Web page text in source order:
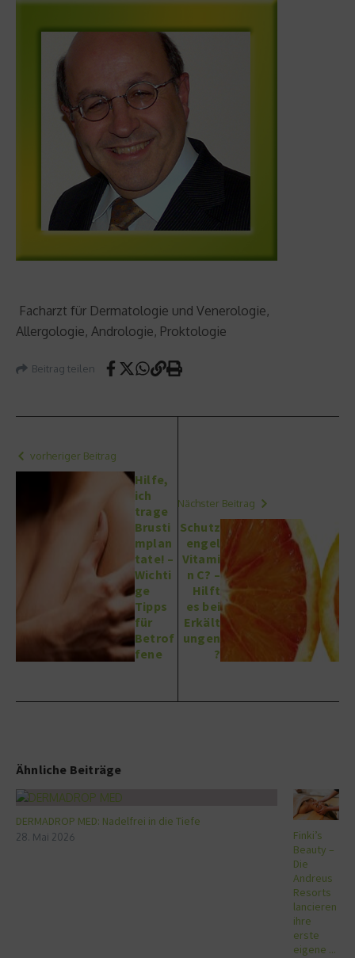
Facharzt für Dermatologie und Venerologie,
Allergologie, Andrologie, Proktologie
Beitrag teilen
vorheriger Beitrag
Hilfe,
ich
trage
Brusti
mplan
tate! –
Wichti
ge
Tipps
für
Betrof
fene
Nächster Beitrag
Schutz
engel
Vitami
n C? –
Hilft
es bei
Erkält
ungen
?
Ähnliche Beiträge
DERMADROP MED: Nadelfrei in die Tiefe
28. Mai 2026
Finki’s
Beauty –
Die
Andreus
Resorts
lancieren
ihre
erste
eigene ...